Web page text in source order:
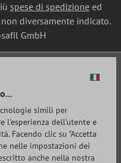
spese di spedizioneed
diversamente indicato.
GmbH
simili per
l'esperienza dell'utente e
Facendo clic su "Accetta
nelle impostazioni dei
anche nella nostra